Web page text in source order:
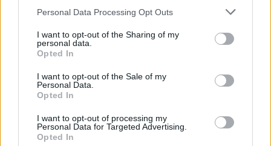
Personal Data Processing Opt Outs
I want to opt-out of the Sharing of my
personal data.
Opted In
I want to opt-out of the Sale of my
Personal Data.
Opted In
I want to opt-out of processing my
Personal Data for Targeted Advertising.
Opted In
στην έναρξη της υψηλής περιόδου» όπως αναφέρεται
στο σχετικό στατιστικό δελτίο του Συνδέσμου Ελληνικών
Τουριστικών Επιχειρήσεων.
Σε σχέση με την κατανομή των ταξιδιωτών, το τρίτο
τρίμηνο ξεκίνησε με τον Ιούλιο να καταγράφει συμμετοχή
την κυριαρχία των ξένων επισκεπτών σε ιδιαίτερα
υψηλά επίπεδα.